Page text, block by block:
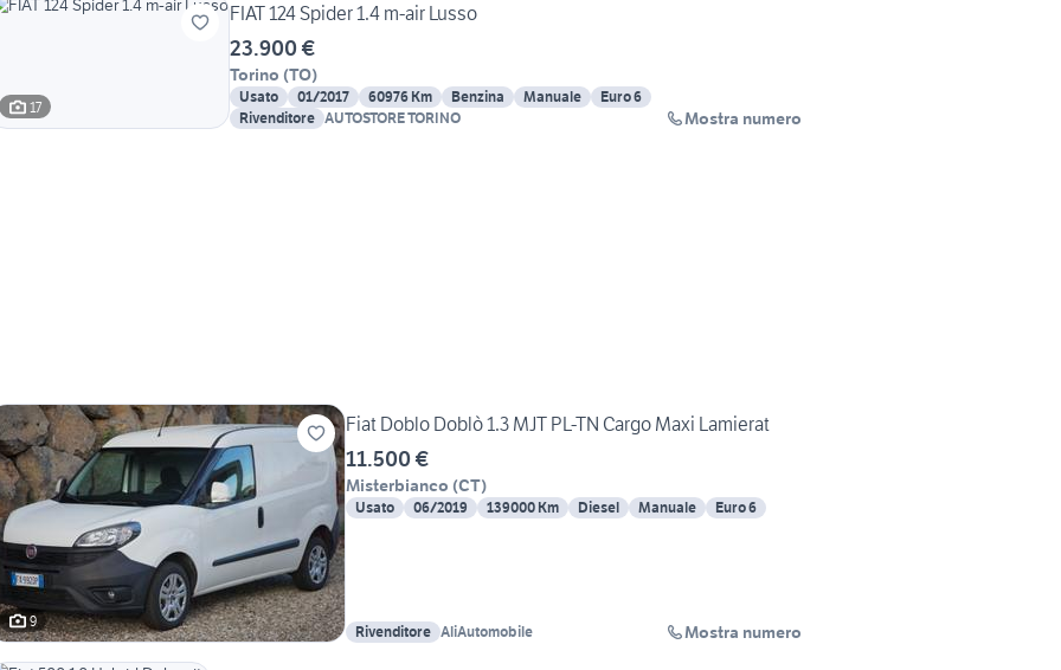
17
FIAT 124 Spider 1.4 m-air Lusso
23.900 €
Torino (TO)
Usato 01/2017 60976 Km Benzina Manuale
Euro 6
Rivenditore AUTOSTORE TORINO Mostra numero
9
Fiat Doblo Doblò 1.3 MJT PL-TN Cargo Maxi Lamierat
11.500 €
Misterbianco (CT)
Usato 06/2019 139000 Km Diesel Manuale Euro 6
Rivenditore AliAutomobile Mostra numero